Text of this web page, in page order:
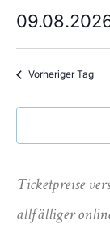
wählen.
Vorheriger Tag
Ticketpreise
allfälliger